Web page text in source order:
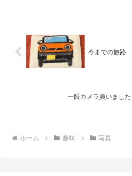
今までの旅路
一眼カメラ買いました
ホーム 趣味 写真